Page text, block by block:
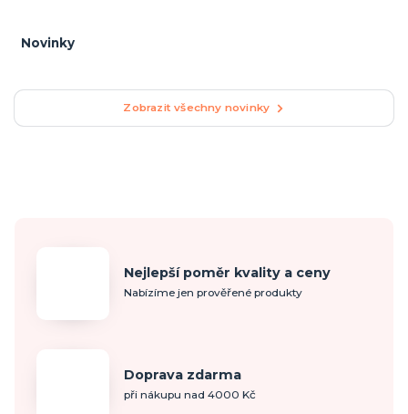
Novinky
Zobrazit všechny novinky
Nejlepší poměr kvality a ceny
Nabízíme jen prověřené produkty
Doprava zdarma
při nákupu nad 4000 Kč